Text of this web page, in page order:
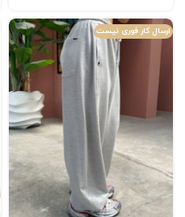
ارسال کار فوری نیست